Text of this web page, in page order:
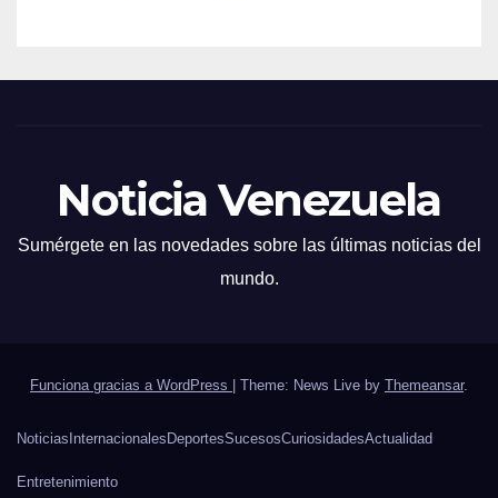
Noticia Venezuela
Sumérgete en las novedades sobre las últimas noticias del
mundo.
Funciona gracias a WordPress Theme: News Live by Themeansar.
Noticias Internacionales DeportesSucesosCuriosidadesActualidad
Entretenimiento